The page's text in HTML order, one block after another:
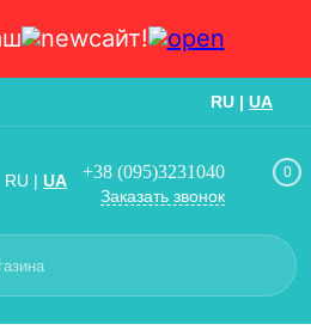
сайт!
RU | UA
RU | UA +38 (095)3231040
Заказать звонок
0